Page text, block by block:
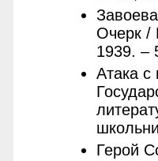
Очерк /
1939. –
Атака
Герой